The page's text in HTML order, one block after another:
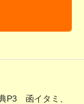
P3 函イタミ、